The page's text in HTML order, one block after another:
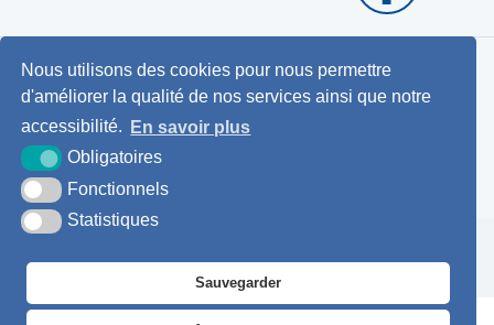
Nous utilisons des cookies pour nous permettre
d'améliorer la qualité de nos services ainsi que notre
accessibilité.
En savoir plus
Obligatoires
Fonctionnels
Statistiques
Sauvegarder
Horaires d'ouverture au public
Pemanences des élus
Démarches administratives
Agence postale communale
site
légales